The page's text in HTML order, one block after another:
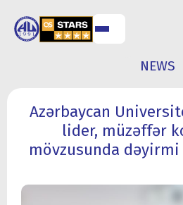
RESEARCH
ACTIVITY
NEWS
Azərbaycan
lider, müzəffər
mövzusunda